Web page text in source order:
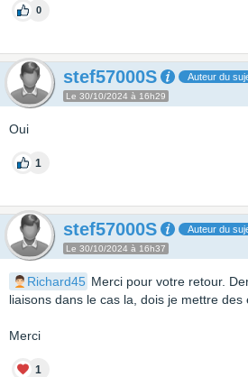
0
stef57000S Auteur du
Le 30/10/2024 à 16h29
Oui
1
stef57000S Auteur du
Le 30/10/2024 à 16h37
Richard45 Merci pour votre retour.
liaisons dans le cas la, dois je mettre
Merci
1